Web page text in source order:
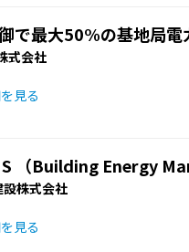
で最大50%の基地局電
式会社
見る
（Building Energy
株式会社
見る